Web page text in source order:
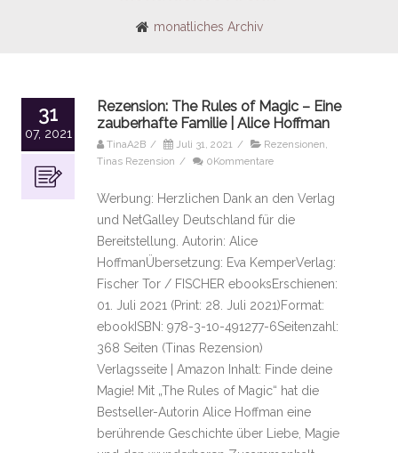
monatliches Archiv
31
07, 2021
Rezension: The Rules of Magic – Eine
zauberhafte Familie | Alice Hoffman
TinaA2B / Juli 31, 2021 / Rezensionen,
Tinas Rezension / 0Kommentare
Werbung: Herzlichen Dank an den Verlag
und NetGalley Deutschland für die
Bereitstellung. Autorin: Alice
HoffmanÜbersetzung: Eva KemperVerlag:
Fischer Tor / FISCHER ebooksErschienen:
01. Juli 2021 (Print: 28. Juli 2021)Format:
ebookISBN: 978-3-10-491277-6Seitenzahl:
368 Seiten (Tinas Rezension)
Verlagsseite | Amazon Inhalt: Finde deine
Magie! Mit „The Rules of Magic“ hat die
Bestseller-Autorin Alice Hoffman eine
berührende Geschichte über Liebe, Magie